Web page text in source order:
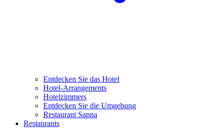
Entdecken Sie das Hotel
Hotel-Arrangements
Hotelzimmers
Entdecken Sie die Umgebung
Restaurant Sapna
Restaurants